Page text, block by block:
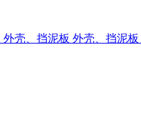
外壳、挡泥板 外壳、挡泥板